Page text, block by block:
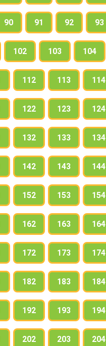
90 91 92 93
102 103 104
112 113 114
122 123 124
132 133 134
142 143 144
152 153 154
162 163 164
172 173 174
182 183 184
192 193 194
202 203 204